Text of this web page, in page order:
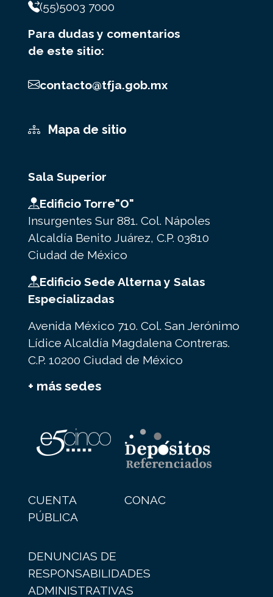
(55)5003 7000
Para dudas y comentarios
de este sitio:
contacto@tfja.gob.mx
Mapa de sitio
Sala Superior
Edificio Torre"O"
Insurgentes Sur 881. Col. Nápoles
Alcaldía Benito Juárez, C.P. 03810
Ciudad de México
Edificio Sede Alterna y Salas
Especializadas
Avenida México 710. Col. San Jerónimo
Lídice Alcaldía Magdalena Contreras.
C.P. 10200 Ciudad de México
+ más sedes
CUENTA
PÚBLICA
CONAC
DENUNCIAS DE
RESPONSABILIDADES
ADMINISTRATIVAS